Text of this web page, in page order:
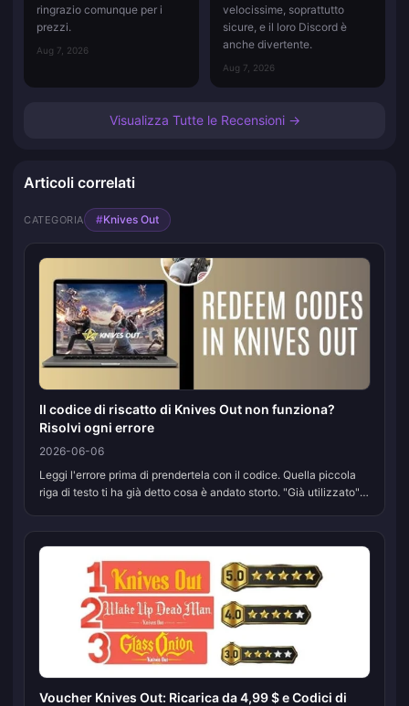
ringrazio comunque per i
prezzi.
Aug 7, 2026
velocissime, soprattutto
sicure, e il loro Discord è
anche divertente.
Aug 7, 2026
Visualizza Tutte le Recensioni →
Articoli correlati
CATEGORIA #Knives Out
Il codice di riscatto di Knives Out non funziona?
Risolvi ogni errore
2026-06-06
Leggi l'errore prima di prendertela con il codice. Quella piccola
riga di testo ti ha già detto cosa è andato storto. "Già utilizzato"
Voucher Knives Out: Ricarica da 4,99 $ e Codici di